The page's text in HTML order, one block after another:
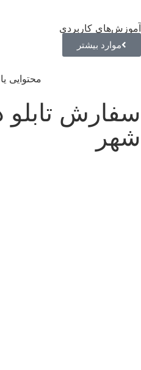
آموزش‌های کاربردی
موارد بیشتر
محتوایی
سفارش تابلو
شهر